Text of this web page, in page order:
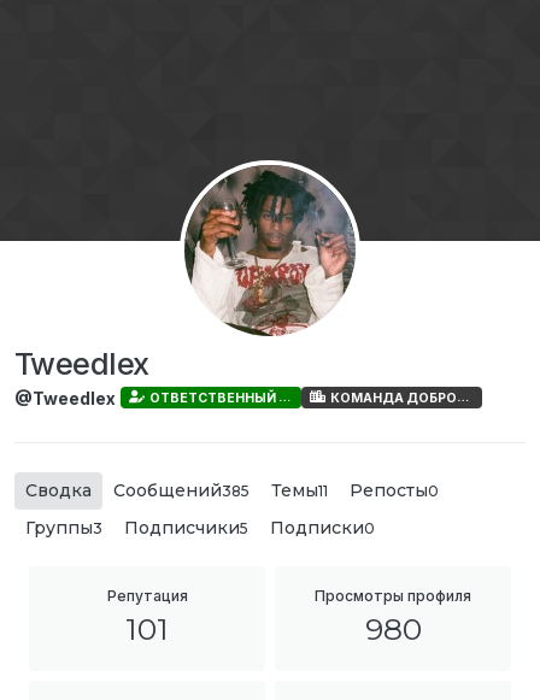
Tweedlex
@Tweedlex ОТВЕТСТВЕННЫЙ АДМИН КОМАНДА ДОБРОГРАДА
Сводка Сообщений385 Темы11 Репосты0
Группы3 Подписчики5 Подписки0
Репутация
101
Просмотры профиля
980